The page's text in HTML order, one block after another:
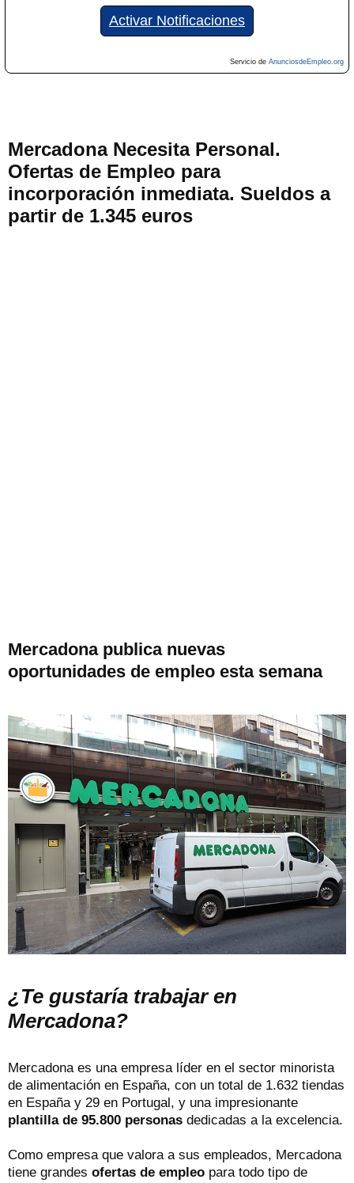
Activar Notificaciones
Servicio de AnunciosdeEmpleo.org
Mercadona Necesita Personal.
Ofertas de Empleo para
incorporación inmediata. Sueldos a
partir de 1.345 euros
Mercadona publica nuevas
oportunidades de empleo esta semana
¿Te gustaría trabajar en
Mercadona?
Mercadona es una empresa líder en el sector minorista
de alimentación en España, con un total de 1.632 tiendas
en España y 29 en Portugal, y una impresionante
plantilla de 95.800 personas dedicadas a la excelencia.
Como empresa que valora a sus empleados, Mercadona
tiene grandes ofertas de empleo para todo tipo de